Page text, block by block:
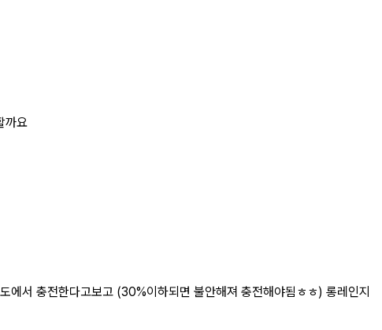
까요
서 충전한다고보고 (30%이하되면 불안해져 충전해야됨ㅎㅎ) 롱레인지